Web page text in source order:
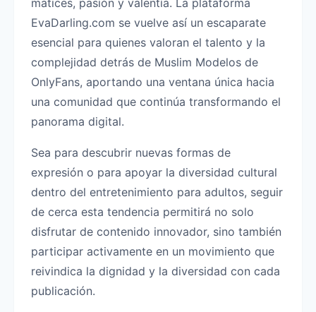
matices, pasión y valentía. La plataforma
EvaDarling.com se vuelve así un escaparate
esencial para quienes valoran el talento y la
complejidad detrás de Muslim Modelos de
OnlyFans, aportando una ventana única hacia
una comunidad que continúa transformando el
panorama digital.
Sea para descubrir nuevas formas de
expresión o para apoyar la diversidad cultural
dentro del entretenimiento para adultos, seguir
de cerca esta tendencia permitirá no solo
disfrutar de contenido innovador, sino también
participar activamente en un movimiento que
reivindica la dignidad y la diversidad con cada
publicación.